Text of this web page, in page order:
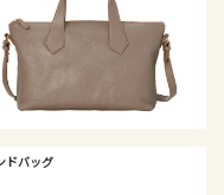
ドバッグ